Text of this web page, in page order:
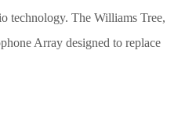
technology. The Williams Tree,
Array designed to replace